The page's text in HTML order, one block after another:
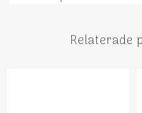
Relaterade